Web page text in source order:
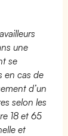
une
se
en cas de
d’un
selon les
18 et 65
et